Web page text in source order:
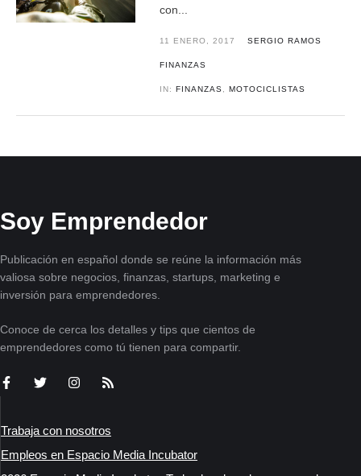
con...
11 ENERO, 2017 SERGIO RAMOS
FINANZAS
IN:FINANZAS ,MOTOCICLISTAS
Soy Emprendedor
Publicación en español donde se reúne la información más
valiosa sobre negocios, finanzas, startups, marketing e
inversión para emprendedores.
Conoce de cerca los detalles y tips que cientos de
emprendedores como tú tienen para compartir.
Trabaja con nosotros
Empleos en Espacio Media Incubator